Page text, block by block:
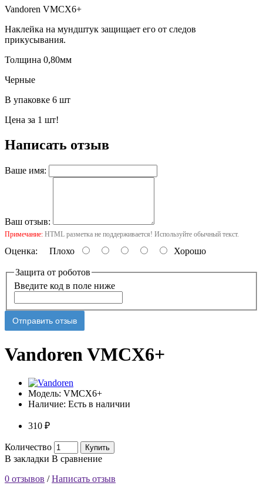
Vandoren VMCX6+
Наклейка на мундштук защищает его от следов
прикусывания.
Толщина 0,80мм
Черные
В упаковке 6 шт
Цена за 1 шт!
Написать отзыв
Ваше имя:
Ваш отзыв:
Примечание: HTML разметка не поддерживается! Используйте обычный текст.
Оценка: Плохо Хорошо
Защита от роботов
Введите код в поле ниже
Отправить отзыв
Vandoren VMCX6+
Модель: VMCX6+
Наличие: Есть в наличии
310 ₽
Количество Купить
В закладки В сравнение
0 отзывов /Написать отзыв